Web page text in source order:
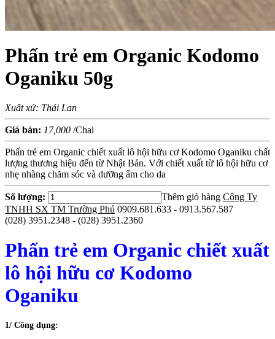
Phấn trẻ em Organic Kodomo
Oganiku 50g
Xuất xứ: Thái Lan
Giá bán: 17,000 /Chai
Phấn trẻ em Organic chiết xuất lô hội hữu cơ Kodomo Oganiku chất
lượng thương hiệu đến từ Nhật Bản. Với chiết xuất từ lô hội hữu cơ
nhẹ nhàng chăm sóc và dưỡng ẩm cho da
Số lượng: Thêm giỏ hàng Công Ty
TNHH SX TM Trường Phú 0909.681.633 - 0913.567.587
(028) 3951.2348 - (028) 3951.2360
Phấn trẻ em Organic chiết xuất
lô hội hữu cơ Kodomo
Oganiku
1/ Công dụng: